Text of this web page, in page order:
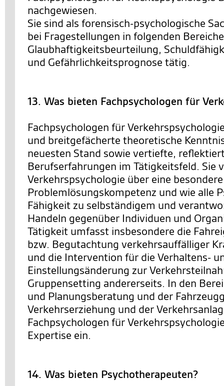
nachgewiesen.
Sie sind als forensisch-psychologische
bei Fragestellungen in folgenden
Glaubhaftigkeitsbeurteilung,
und Gefährlichkeitsprognose tätig.
13. Was bieten Fachpsychologen für
Fachpsychologen für
und breitgefächerte theoretische
neuesten Stand sowie vertiefte,
Berufserfahrungen im Tätigkeitsfeld. Sie
Verkehrspsychologie über eine besondere
Problemlösungskompetenz und wie alle
Fähigkeit zu selbständigem und
Handeln gegenüber Individuen und
Tätigkeit umfasst insbesondere die
bzw. Begutachtung verkehrsauffälliger
und die Intervention für die Verhaltens-
Einstellungsänderung zur
Gruppensetting andererseits. In den
und Planungsberatung und der
Verkehrserziehung und der
Fachpsychologen für
Expertise ein.
14. Was bieten Psychotherapeuten?